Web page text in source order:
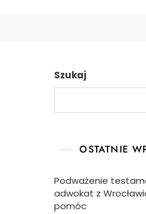
Szukaj
OSTATNIE
Podważenie
adwokat z
pomóc